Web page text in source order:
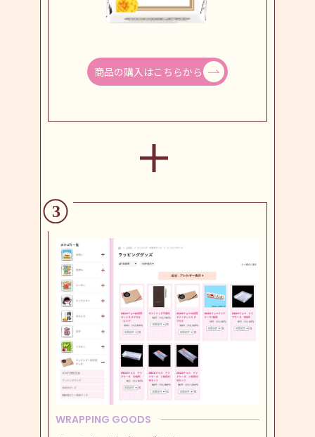
商品の購入はこちらから
WRAPPING GOODS